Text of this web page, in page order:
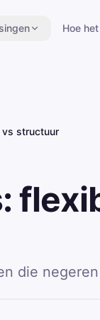
Hoe
structuur
die negeren